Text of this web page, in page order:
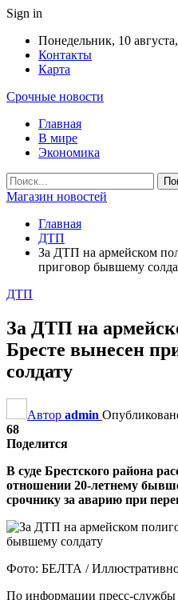
Sign in
Понедельник, 10
Контакты
Карта
Срочные новости
Главная
В мире
Экономика
Магазин новостей
Главная
ДТП
За ДТП на армейском
приговор бывшему
ДТП
За ДТП на
Бресте вынесен
солдату
Автор admin
68
Поделится
В суде Брестского района
отношении 20-летнему
срочнику за аварию при
Фото: БЕЛТА /
По информации пресс-службы